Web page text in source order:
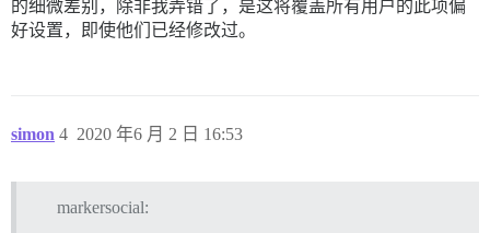
的细微差别，除非我弄错了，是这将覆盖所有用户的此项偏
好设置，即使他们已经修改过。
simon 2020 年6 月 2 日 16:53
4
markersocial: